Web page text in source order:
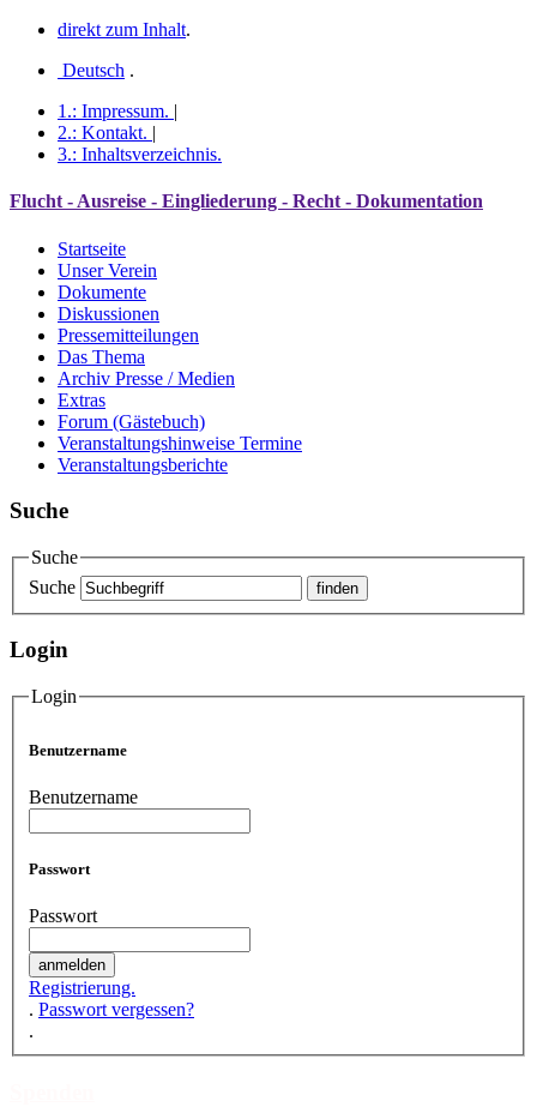
direkt zum Inhalt.
Deutsch .
1.: Impressum. |
2.: Kontakt. |
3.: Inhaltsverzeichnis.
Flucht - Ausreise - Eingliederung - Recht - Dokumentation
Startseite
Unser Verein
Dokumente
Diskussionen
Pressemitteilungen
Das Thema
Archiv Presse / Medien
Extras
Forum (Gästebuch)
Veranstaltungshinweise Termine
Veranstaltungsberichte
Suche
Suche
Suche
Login
Login
Benutzername
Benutzername
Passwort
Passwort
Registrierung.
. Passwort vergessen?
.